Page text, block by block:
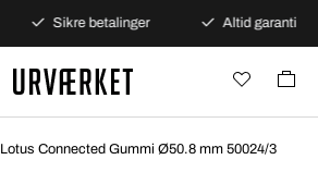
Sikre betalinger Altid garanti
Lotus Connected Gummi Ø50.8 mm 50024/3